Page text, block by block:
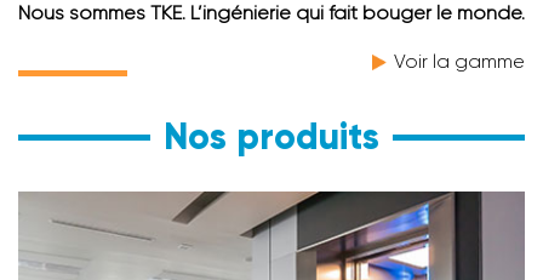
Nous sommes TKE. L’ingénierie qui fait bouger le monde.
Voir la gamme
Nos produits